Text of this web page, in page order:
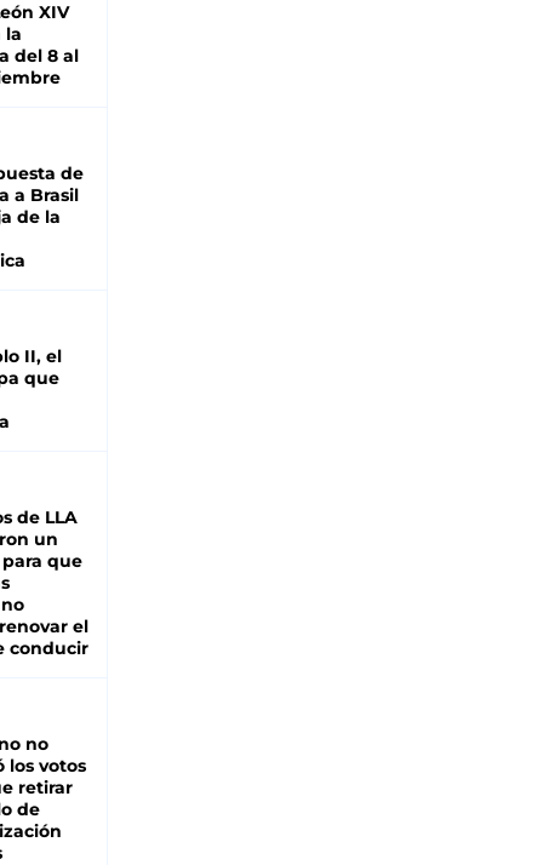
XIV
la
del 8 al
de
a Brasil
de la
II, el
que
de LLA
un
que
el
conducir
no
los votos
retirar
de